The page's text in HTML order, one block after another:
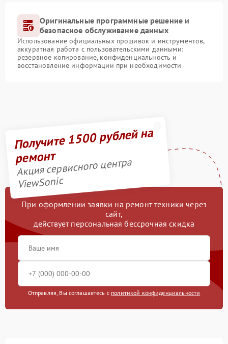
Оригинальные программные решение и
безопасное обслуживание данных
Использование официальных прошивок и инструментов,
аккуратная работа с пользовательскими данными:
резервное копирование, конфиденциальность и
восстановление информации при необходимости
Получите 1500 рублей на
ремонт
Акция сервисного центра
ViewSonic
При оформлении заявки на ремонт техники через
сайт,
действует персональная бессрочная скидка
Отправляя, Вы соглашаетесь с политикой конфиденциальности